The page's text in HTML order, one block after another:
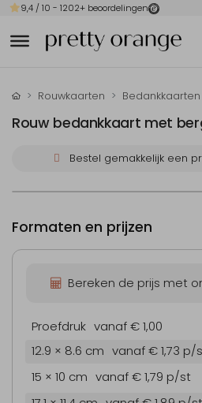
9,4 / 10 - 1202+ beoordelingen
Rouwkaarten Bedankkaarten
Rouw bedankkaart met
Bestel gemakkelijk een
Formaten en prijzen
Bereken de prijs met
Proefdruk vanaf € 1,00
12.9 × 8.6 cm vanaf € 1,73 p/
15 × 10 cm vanaf € 1,79 p/st